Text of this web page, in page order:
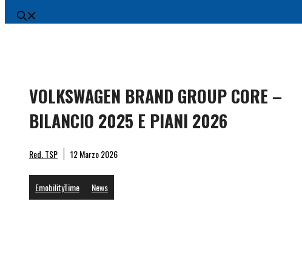
VOLKSWAGEN BRAND GROUP CORE –
BILANCIO 2025 E PIANI 2026
Red. TSP 12 Marzo 2026
EmobilityTime News
Thomas